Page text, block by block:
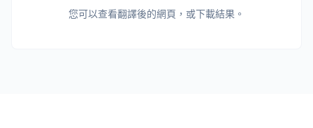
您可以查看翻譯後的網頁，或下載結果。